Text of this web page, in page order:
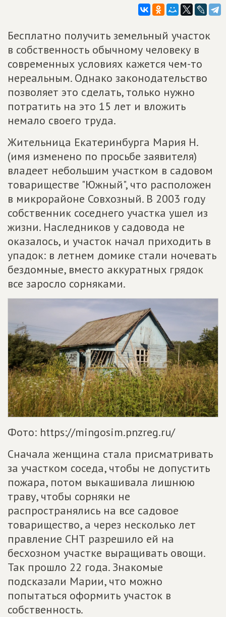
Бесплатно получить земельный участок
в собственность обычному человеку в
современных условиях кажется чем-то
нереальным. Однако законодательство
позволяет это сделать, только нужно
потратить на это 15 лет и вложить
немало своего труда.
Жительница Екатеринбурга Мария Н.
(имя изменено по просьбе заявителя)
владеет небольшим участком в садовом
товариществе "Южный", что расположен
в микрорайоне Совхозный. В 2003 году
собственник соседнего участка ушел из
жизни. Наследников у садовода не
оказалось, и участок начал приходить в
упадок: в летнем домике стали ночевать
бездомные, вместо аккуратных грядок
все заросло сорняками.
Фото: https://mingosim.pnzreg.ru/
Сначала женщина стала присматривать
за участком соседа, чтобы не допустить
пожара, потом выкашивала лишнюю
траву, чтобы сорняки не
распространялись на все садовое
товарищество, а через несколько лет
правление СНТ разрешило ей на
бесхозном участке выращивать овощи.
Так прошло 22 года. Знакомые
подсказали Марии, что можно
попытаться оформить участок в
собственность.